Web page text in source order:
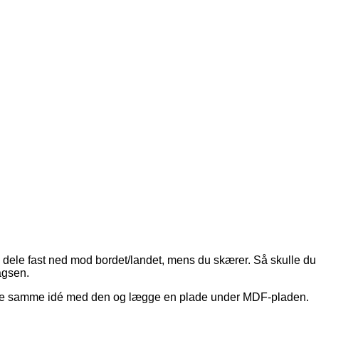
fast ned mod bordet/landet, mens du skærer. Så skulle du
samme idé med den og lægge en plade under MDF-pladen.